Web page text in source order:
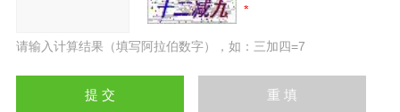
请输入计算结果（填写阿拉伯数字），如：三加四=7